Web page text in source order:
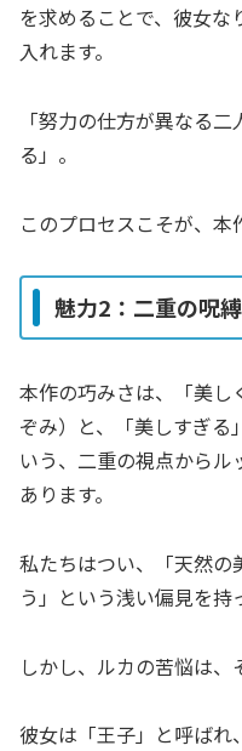
を求めることで、彼女な
入れます。
「努力の仕方が異なる
る」。
このプロセスこそが、本
魅力2：二重の呪
本作の巧みさは、「美し
ぞみ）と、「美しすぎる
いう、二重の視点から
あります。
私たちはつい、「天然の
う」という浅い偏見を持
しかし、ルカの苦悩は、
彼女は「王子」と呼ばれ